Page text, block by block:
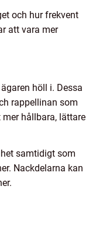
och hur frekvent
att vara mer
höll i. Dessa
rappellinan som
hållbara, lättare
samtidigt som
Nackdelarna kan